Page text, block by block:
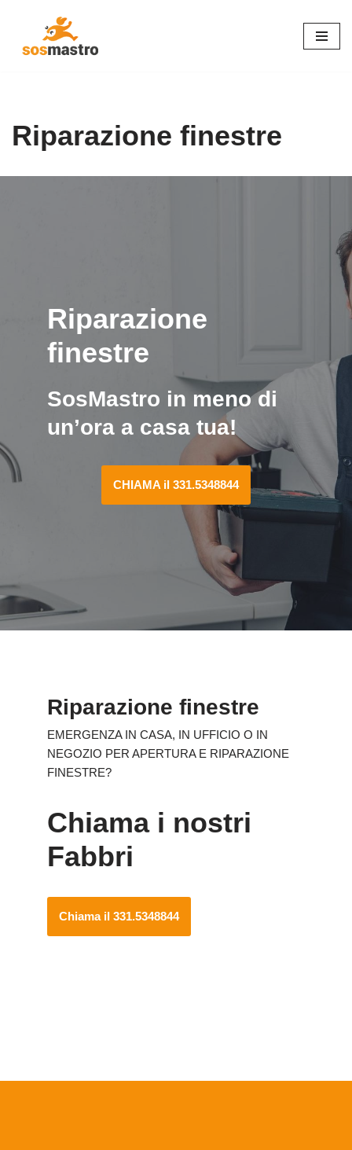
Riparazione finestre
Riparazione
finestre
SosMastro in meno di
un’ora a casa tua!
CHIAMA il 331.5348844
Riparazione finestre
EMERGENZA IN CASA, IN UFFICIO O IN
NEGOZIO PER APERTURA E RIPARAZIONE
FINESTRE?
Chiama i nostri
Fabbri
Chiama il 331.5348844